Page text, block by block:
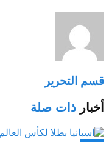
قسم التحرير
أخبار ذات صلة